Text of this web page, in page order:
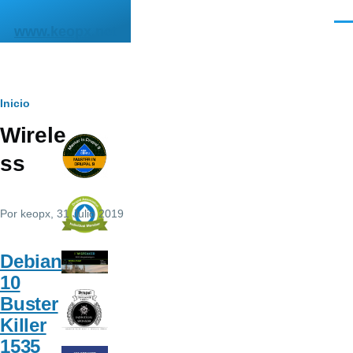
www.keopx.net
Ruta
de
navegación
Inicio
Wirele
ss
Por keopx , 31 Julio 2019
Debian
10
Buster
Killer
1535